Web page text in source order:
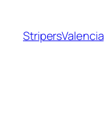
contenido
StripersValencia